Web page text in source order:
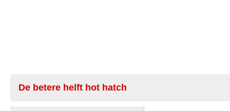
De betere helft hot hatch